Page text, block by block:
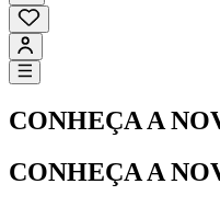
CONHEÇA A
CONHEÇA A